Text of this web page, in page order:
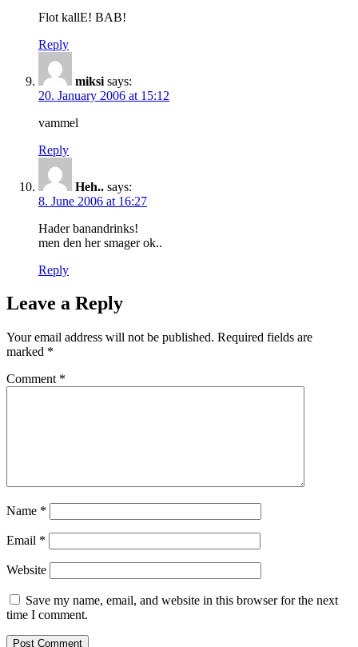
Flot kallE! BAB!
Reply
miksi says:
20. January 2006 at 15:12
vammel
Reply
Heh.. says:
8. June 2006 at 16:27
Hader banandrinks!
men den her smager ok..
Reply
Leave a Reply
Your email address will not be published. Required fields are
marked *
Comment *
Name *
Email *
Website
Save my name, email, and website in this browser for the next
time I comment.